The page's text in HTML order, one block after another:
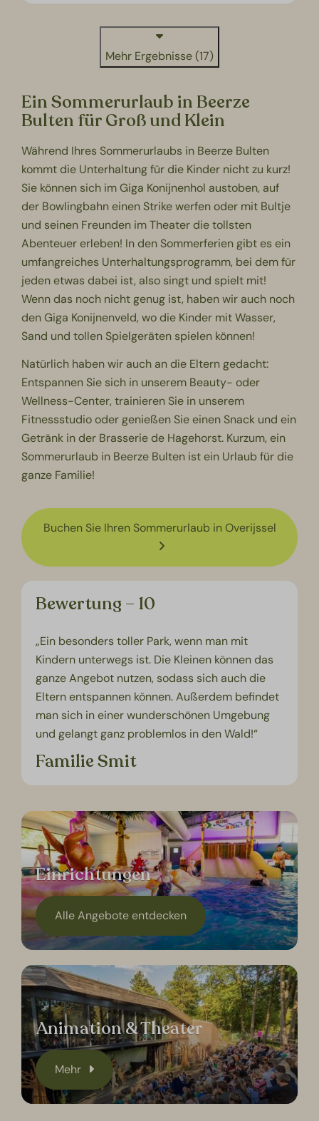
Mehr Ergebnisse (17)
Ein Sommerurlaub in Beerze
Bulten für Groß und Klein
Während Ihres Sommerurlaubs in Beerze Bulten
kommt die Unterhaltung für die Kinder nicht zu kurz!
Sie können sich im Giga Konijnenhol austoben, auf
der Bowlingbahn einen Strike werfen oder mit Bultje
und seinen Freunden im Theater die tollsten
Abenteuer erleben! In den Sommerferien gibt es ein
umfangreiches Unterhaltungsprogramm, bei dem für
jeden etwas dabei ist, also singt und spielt mit!
Wenn das noch nicht genug ist, haben wir auch noch
den Giga Konijnenveld, wo die Kinder mit Wasser,
Sand und tollen Spielgeräten spielen können!
Natürlich haben wir auch an die Eltern gedacht:
Entspannen Sie sich in unserem Beauty- oder
Wellness-Center, trainieren Sie in unserem
Fitnessstudio oder genießen Sie einen Snack und ein
Getränk in der Brasserie de Hagehorst. Kurzum, ein
Sommerurlaub in Beerze Bulten ist ein Urlaub für die
ganze Familie!
Buchen Sie Ihren Sommerurlaub in Overijssel
Bewertung – 10
„Ein besonders toller Park, wenn man mit
Kindern unterwegs ist. Die Kleinen können das
ganze Angebot nutzen, sodass sich auch die
Eltern entspannen können. Außerdem befindet
man sich in einer wunderschönen Umgebung
und gelangt ganz problemlos in den Wald!“
Familie Smit
Einrichtungen
Alle Angebote entdecken
Animation & Theater
Mehr